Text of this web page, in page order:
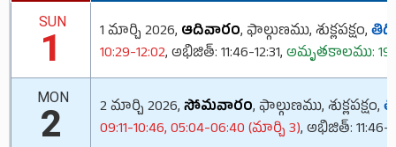
SUN
1 1 మార్చి 2026, ఆదివారం, ఫాల్గుణము, శుక్లపక్షం, తిథి:
10:29-12:02, అభిజిత్: 11:46-12:31, అమృతకాలము:
MON
2 2 మార్చి 2026, సోమవారం, ఫాల్గుణము, శుక్లపక్షం,
09:11-10:46, 05:04-06:40 (మార్చి 3), అభిజిత్: 11:46-